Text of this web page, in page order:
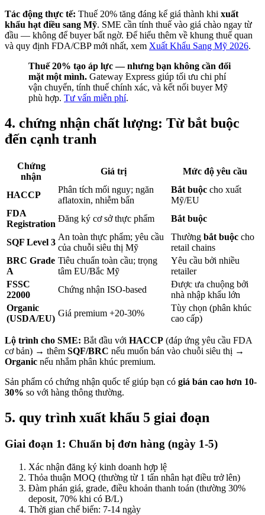
Tác động thực tế: Thuế 20% tăng đáng kể giá thành khi xuất
khẩu hạt điều sang Mỹ. SME cần tính thuế vào giá chào ngay từ
đầu — không để buyer bất ngờ. Để hiểu thêm về khung thuế quan
và quy định FDA/CBP mới nhất, xem Xuất Khẩu Sang Mỹ 2026.
Thuế 20% tạo áp lực — nhưng bạn không cần đối
mặt một mình. Gateway Express giúp tối ưu chi phí
vận chuyển, tính thuế chính xác, và kết nối buyer Mỹ
phù hợp. Tư vấn miễn phí.
4. chứng nhận chất lượng: Từ bắt buộc
đến cạnh tranh
Chứng
nhận
Giá trị Mức độ yêu cầu
HACCP
Phân tích mối nguy; ngăn
aflatoxin, nhiễm bẩn
Bắt buộc cho xuất
Mỹ/EU
FDA
Registration
Đăng ký cơ sở thực phẩm Bắt buộc
SQF Level 3
An toàn thực phẩm; yêu cầu
của chuỗi siêu thị Mỹ
Thường bắt buộc cho
retail chains
BRC Grade
A
Tiêu chuẩn toàn cầu; trọng
tâm EU/Bắc Mỹ
Yêu cầu bởi nhiều
retailer
FSSC
22000
Chứng nhận ISO-based
Được ưa chuộng bởi
nhà nhập khẩu lớn
Organic
(USDA/EU)
Giá premium +20-30%
Tùy chọn (phân khúc
cao cấp)
Lộ trình cho SME: Bắt đầu với HACCP (đáp ứng yêu cầu FDA
cơ bản) → thêm SQF/BRC nếu muốn bán vào chuỗi siêu thị →
Organic nếu nhắm phân khúc premium.
Sản phẩm có chứng nhận quốc tế giúp bạn có giá bán cao hơn 10-
30% so với hàng thông thường.
5. quy trình xuất khẩu 5 giai đoạn
Giai đoạn 1: Chuẩn bị đơn hàng (ngày 1-5)
Xác nhận đăng ký kinh doanh hợp lệ
Thỏa thuận MOQ (thường từ 1 tấn nhân hạt điều trở lên)
Đàm phán giá, grade, điều khoản thanh toán (thường 30%
deposit, 70% khi có B/L)
Thời gian chế biến: 7-14 ngày